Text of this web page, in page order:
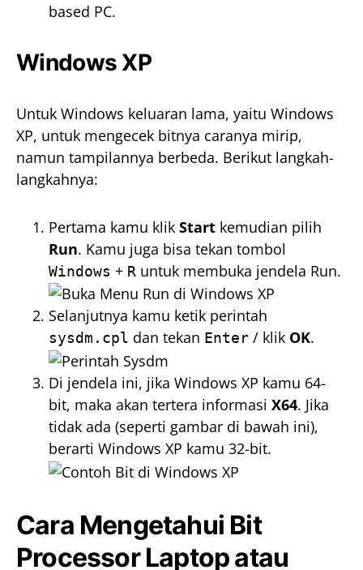
based PC.
Windows XP
Untuk Windows keluaran lama, yaitu Windows
XP, untuk mengecek bitnya caranya mirip,
namun tampilannya berbeda. Berikut langkah-
langkahnya:
Pertama kamu klik Start kemudian pilih
Run. Kamu juga bisa tekan tombol
Windows + R untuk membuka jendela Run.
Selanjutnya kamu ketik perintah
sysdm.cpl dan tekan Enter / klik OK.
Di jendela ini, jika Windows XP kamu 64-
bit, maka akan tertera informasi X64. Jika
tidak ada (seperti gambar di bawah ini),
berarti Windows XP kamu 32-bit.
Cara Mengetahui Bit
Processor Laptop atau